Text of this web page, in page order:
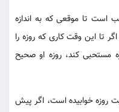
است تا موقعى كه به اندازه
تا اين وقت كارى كه روزه را
مستحبى كند، روزه او صحيح
روزه خوابيده است، اگر پيش